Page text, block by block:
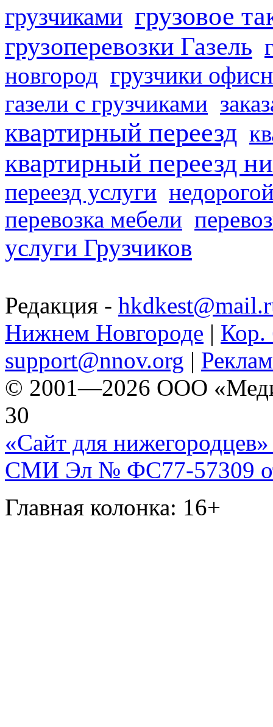
грузчиками грузовое
грузоперевозки Газель
новгород грузчики
газели с грузчиками
квартирный переезд
квартирный переезд
переезд услуги
перевозка мебели
услуги Грузчиков
Редакция -
Нижнем Новгороде | Кор.
support@nnov.org |
© 2001—2026 ООО
30
«Сайт для нижегородцев»
СМИ Эл № ФС77-57309
Главная колонка: 16+